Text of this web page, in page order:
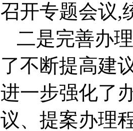
召开专题会议,
二是完善办
了不断提高建
进一步强化了
议、提案办理